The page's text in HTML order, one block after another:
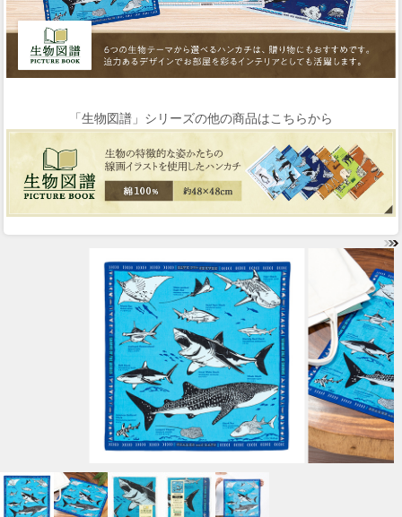
「生物図譜」シリーズの他の商品はこちらから